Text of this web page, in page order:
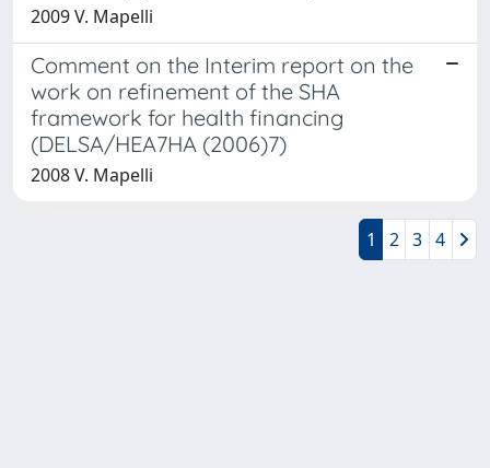
2009 V. Mapelli
Comment on the Interim report on the
work on refinement of the SHA
framework for health financing
(DELSA/HEA7HA (2006)7)
2008 V. Mapelli
1 2 3 4